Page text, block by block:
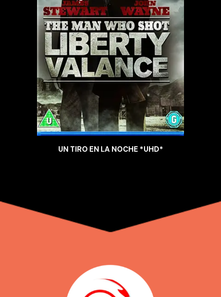
UN TIRO EN LA NOCHE *UHD*